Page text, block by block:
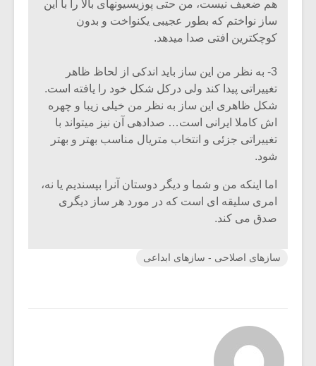
هم ضعیف نیست، من حتی پوزیسیونهای بالا را با این
ساز نواختم که بطور عجیبی یکنواخت و بدون
کوچکترین افتی صدا میدهد.
3- به نظر من این ساز باید اندکی از لحاظ ظاهر
تغییراتی پیدا کند ولی درکل شکل خود را یافته است.
شکل ظاهری این ساز به نظر من خیلی زیبا و چهره
اش کاملا ایرانی است… صدادهی آن نیز میتواند با
تغییراتی جزئی و انتخاب متریال مناسب بهتر و بهتر
شود.
اما اینکه من و شما و دیگر دوستان آنرا بپسندیم یا نه،
امری سلیقه ای است که در مورد هر ساز دیگری
صدق می کند.
سازهای اصلاحی - سازهای ابداعی